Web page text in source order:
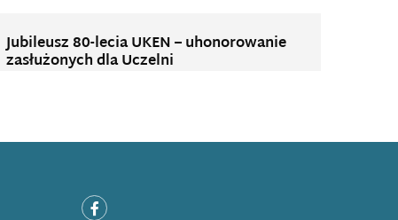
Jubileusz 80-lecia UKEN – uhonorowanie
zasłużonych dla Uczelni